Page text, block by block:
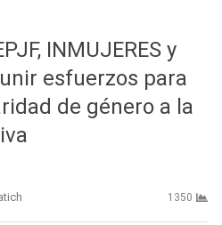
INMUJERES y
esfuerzos para
de género a la
1350